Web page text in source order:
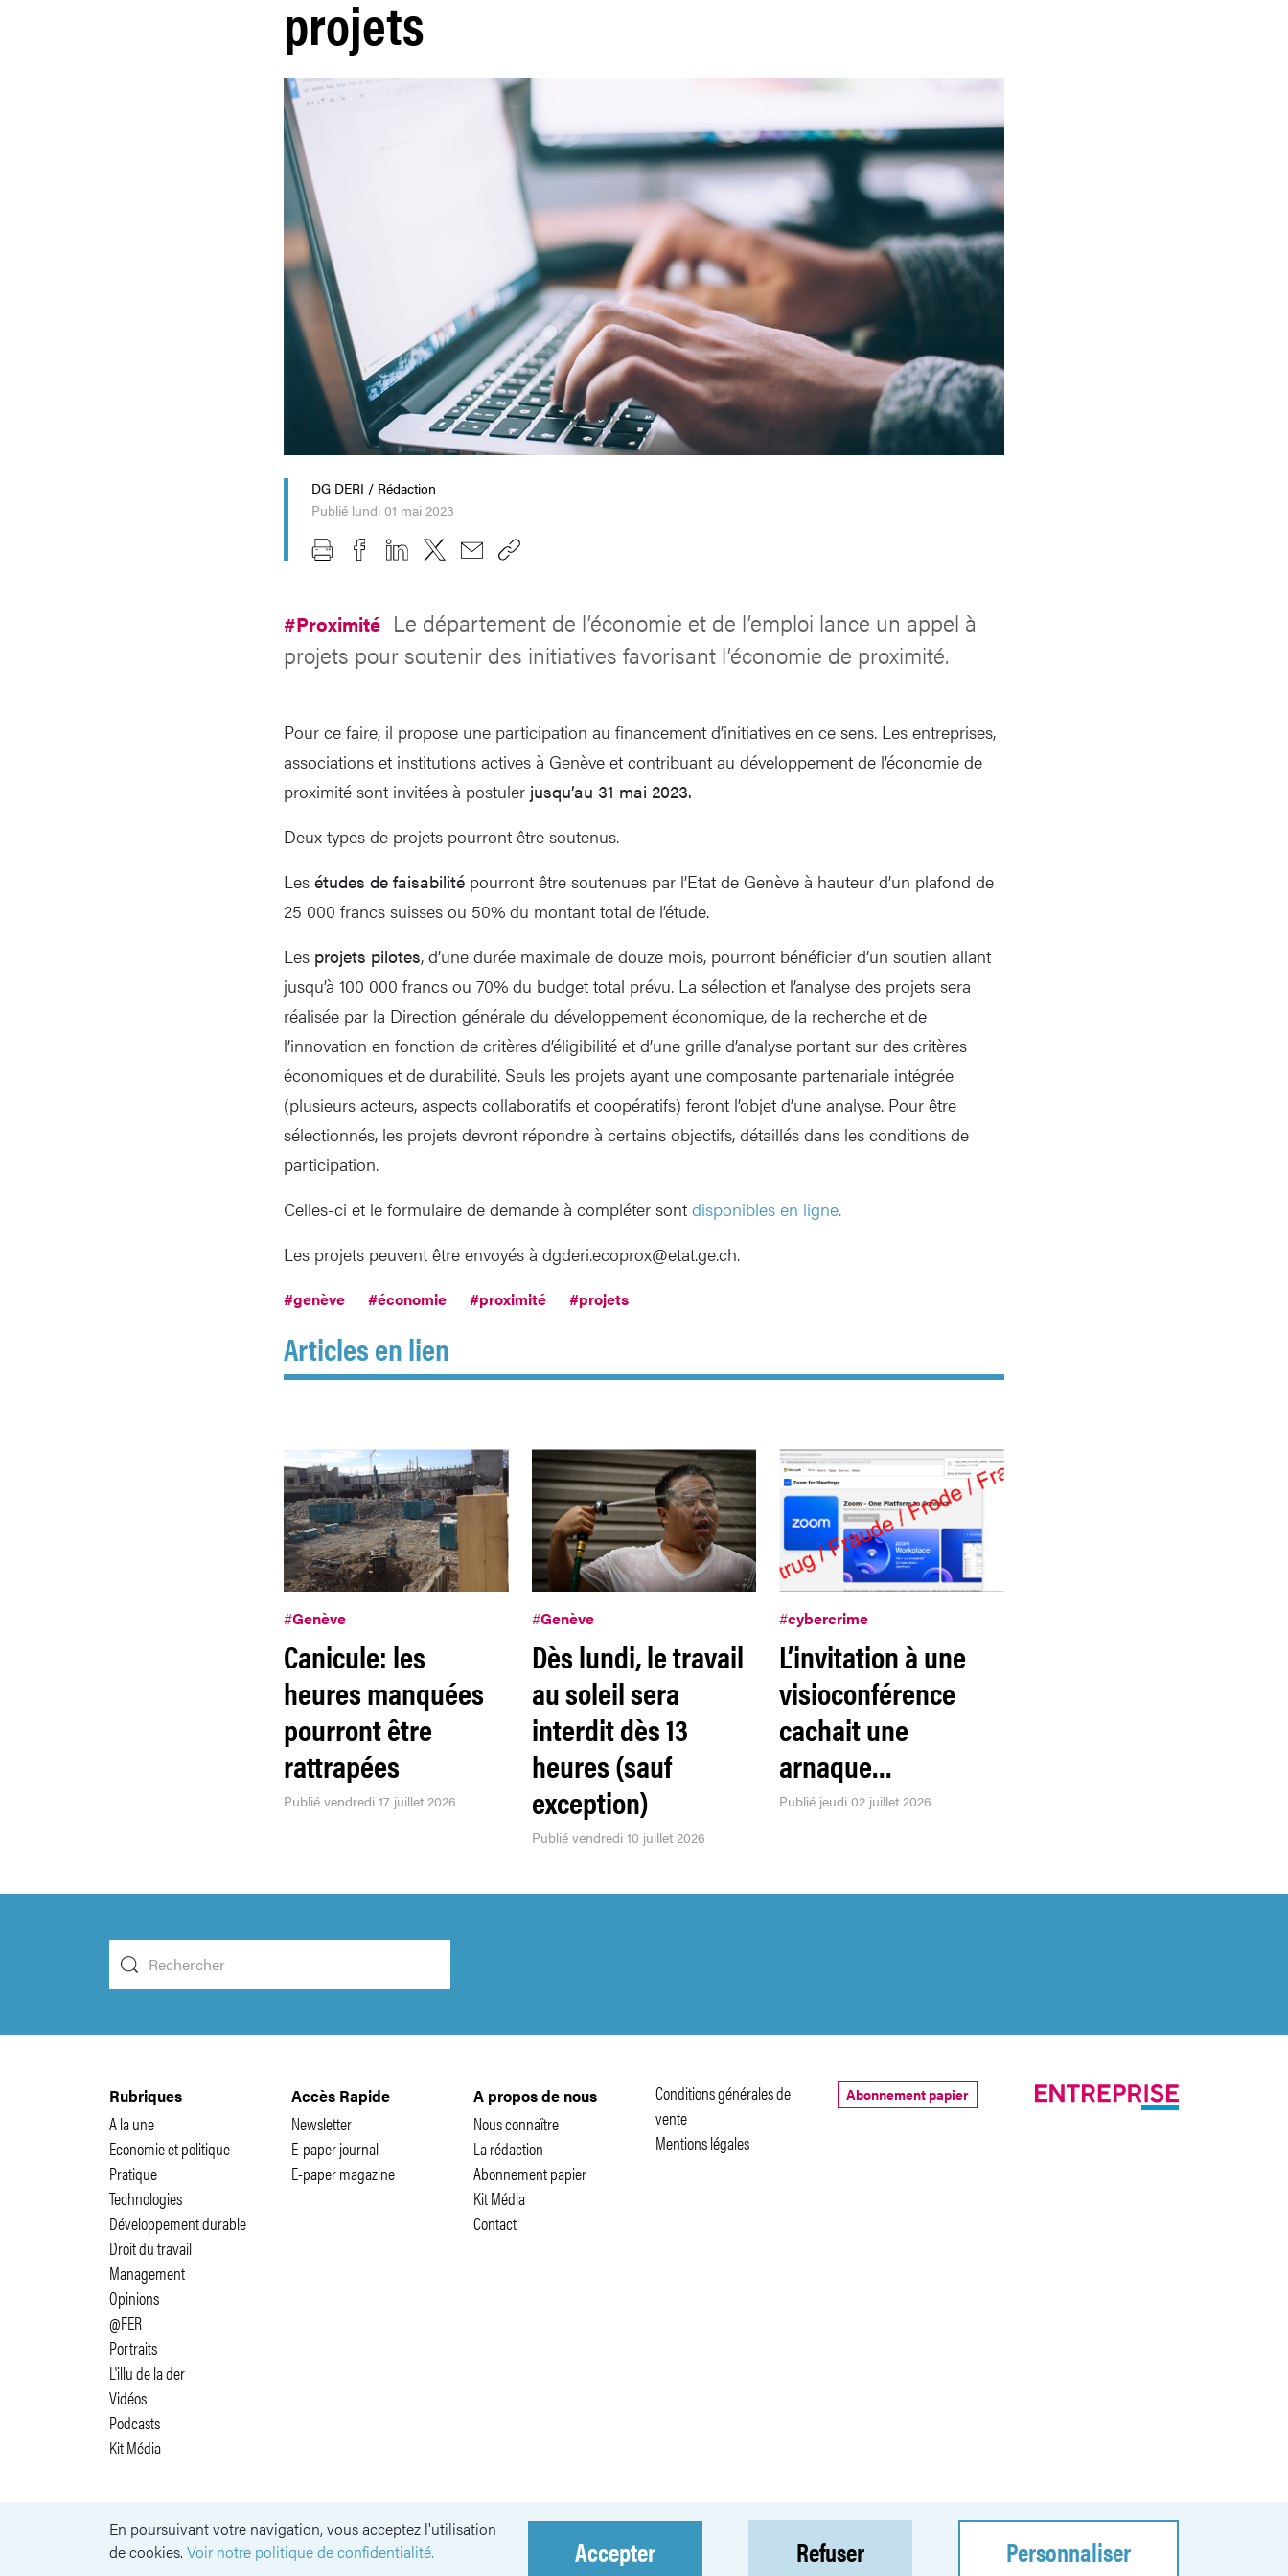
projets
DG DERI / Rédaction
Publié lundi 01 mai 2023
#Proximité Le département de l’économie et de l’emploi lance un appel à
projets pour soutenir des initiatives favorisant l’économie de proximité.
Pour ce faire, il propose une participation au financement d’initiatives en ce sens. Les entreprises,
associations et institutions actives à Genève et contribuant au développement de l’économie de
proximité sont invitées à postuler jusqu’au 31 mai 2023.
Deux types de projets pourront être soutenus.
Les études de faisabilité pourront être soutenues par l’Etat de Genève à hauteur d’un plafond de
25 000 francs suisses ou 50% du montant total de l’étude.
Les projets pilotes, d’une durée maximale de douze mois, pourront bénéficier d’un soutien allant
jusqu’à 100 000 francs ou 70% du budget total prévu. La sélection et l’analyse des projets sera
réalisée par la Direction générale du développement économique, de la recherche et de
l’innovation en fonction de critères d’éligibilité et d’une grille d’analyse portant sur des critères
économiques et de durabilité. Seuls les projets ayant une composante partenariale intégrée
(plusieurs acteurs, aspects collaboratifs et coopératifs) feront l’objet d’une analyse. Pour être
sélectionnés, les projets devront répondre à certains objectifs, détaillés dans les conditions de
participation.
Celles-ci et le formulaire de demande à compléter sont disponibles en ligne.
Les projets peuvent être envoyés à dgderi.ecoprox@etat.ge.ch.
#genève #économie #proximité #projets
Articles en lien
#Genève
Canicule: les
heures manquées
pourront être
rattrapées
Publié vendredi 17 juillet 2026
#Genève
Dès lundi, le travail
au soleil sera
interdit dès 13
heures (sauf
exception)
Publié vendredi 10 juillet 2026
#cybercrime
L’invitation à une
visioconférence
cachait une
arnaque…
Publié jeudi 02 juillet 2026
Rubriques
A la une
Economie et politique
Pratique
Technologies
Développement durable
Droit du travail
Management
Opinions
@FER
Portraits
L'illu de la der
Vidéos
Podcasts
Kit Média
Accès Rapide
Newsletter
E-paper journal
E-paper magazine
A propos de nous
Nous connaître
La rédaction
Abonnement papier
Kit Média
Contact
Conditions générales de
vente
Mentions légales
Abonnement papier
SUIVEZ-NOUS
En poursuivant votre navigation, vous acceptez l'utilisation
de cookies. Voir notre politique de confidentialité. Accepter Refuser Personnaliser